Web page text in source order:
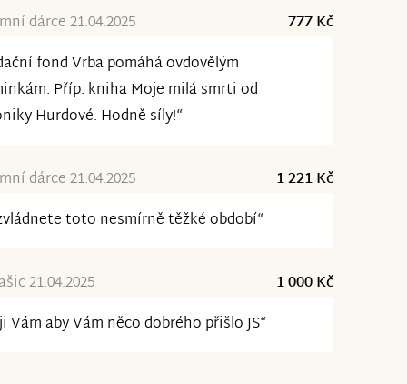
dárce 21.04.2025
777 Kč
fond Vrba pomáhá ovdovělým
Příp. kniha Moje milá smrti od
Hurdové. Hodně síly!“
dárce 21.04.2025
1 221 Kč
toto nesmírně těžké období“
21.04.2025
1 000 Kč
Vám aby Vám něco dobrého přišlo JS“